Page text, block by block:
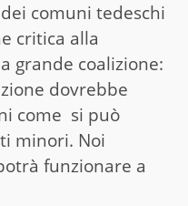
comuni tedeschi
critica alla
grande coalizione:
dovrebbe
come si può
minori. Noi
funzionare a